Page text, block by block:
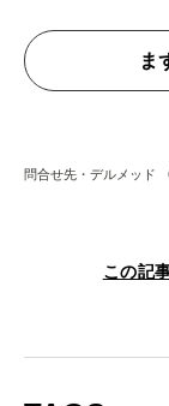
ま
問合せ先・デルメッド
この記